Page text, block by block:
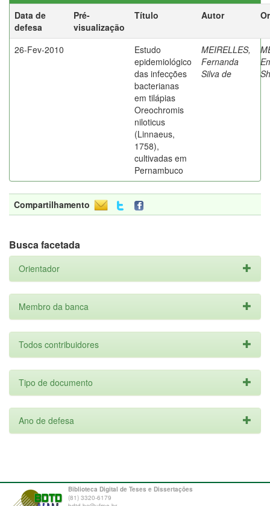
Data de
defesa
Pré-
visualização
Título Autor
26-Fev-2010
Estudo
epidemiológico
das infecções
bacterianas
em tilápias
Oreochromis
niloticus
(Linnaeus,
1758),
cultivadas em
Pernambuco
MEIRELLES,
Fernanda
Silva de
Compartilhamento
Busca facetada
Orientador
Membro da banca
Todos contribuidores
Tipo de documento
Ano de defesa
Biblioteca Digital de Teses e Dissertações
(81) 3320-6179